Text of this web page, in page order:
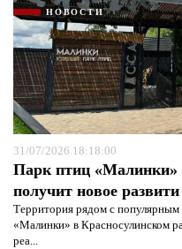
НОВОСТИ
31/07/2026 18:18:00
Парк птиц «Малинки»
получит новое развити
Территория рядом с
«Малинки» в Красносулинском
реа...